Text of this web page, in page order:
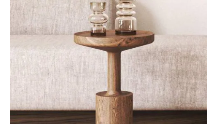
soft
minimalism
with
grace
(Demo)